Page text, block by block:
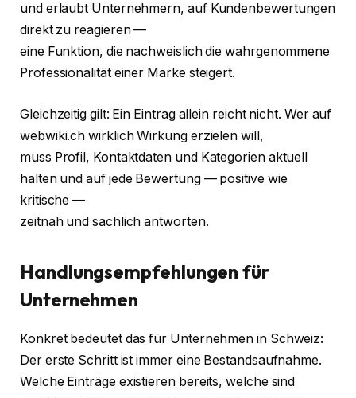
und erlaubt Unternehmern, auf Kundenbewertungen
direkt zu reagieren —
eine Funktion, die nachweislich die wahrgenommene
Professionalität einer Marke steigert.
Gleichzeitig gilt: Ein Eintrag allein reicht nicht. Wer auf
webwiki.ch wirklich Wirkung erzielen will,
muss Profil, Kontaktdaten und Kategorien aktuell
halten und auf jede Bewertung — positive wie
kritische —
zeitnah und sachlich antworten.
Handlungsempfehlungen für
Unternehmen
Konkret bedeutet das für Unternehmen in Schweiz:
Der erste Schritt ist immer eine Bestandsaufnahme.
Welche Einträge existieren bereits, welche sind